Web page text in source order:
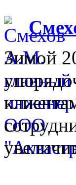
Зимой